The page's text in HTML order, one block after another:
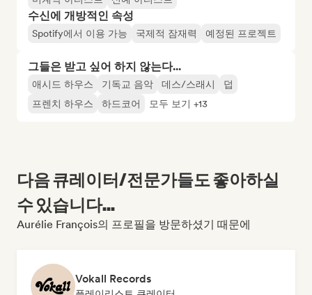
수신에 개방적인 속성
Spotify에서 이용 가능 국제적 잠재력 예정된 프로젝트
그들은 받고 싶어 하지 않는다...
애시드 하우스 기독교 음악 데스/스래시
덥
프렌치 하우스
하드코어 모두 보기 +13
다음 큐레이터/전문가들도 좋아하실
수 있습니다...
Aurélie François의 프로필을 방문하셨기 때문에
Vokall Records